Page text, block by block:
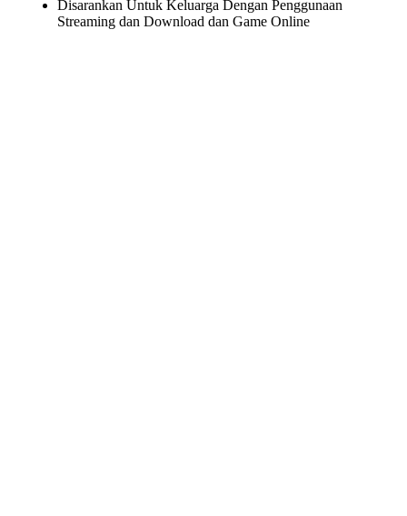
Disarankan Untuk Keluarga Dengan Penggunaan
Streaming dan Download dan Game Online